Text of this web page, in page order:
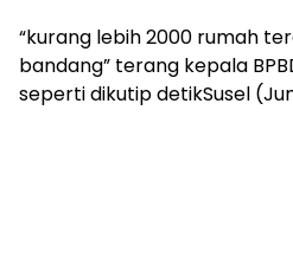
“kurang lebih 2000 rumah
bandang” terang kepala
seperti dikutip detikSusel